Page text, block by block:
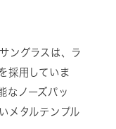
ングラスは、ラ
採用していま
なノーズパッ
メタルテンプル